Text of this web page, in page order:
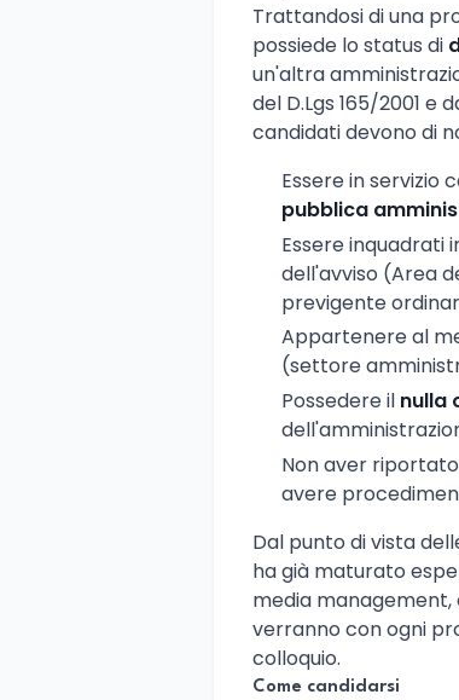
Trattandosi di una
possiede lo status di
un'altra
del D.Lgs 165/2001 e
candidati devono di
Essere in
pubblica
Essere inquadrati
dell'avviso (Area
previgente
Appartenere al
(settore
Possedere il nulla
Non aver
avere
Dal punto di vista
ha già maturato
media management,
verranno con ogni
colloquio.
Come candidarsi